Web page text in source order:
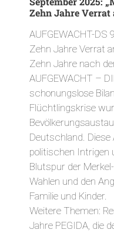
Zehn Jahre Verrat
AUFGEWACHT-
Zehn Jahre Verrat
Zehn Jahre nach
AUFGEWACHT –
schonungslose
Flüchtlingskrise
Deutschland.
politischen Intrigen
Blutspur der
Wahlen und den
Familie und Kinder.
Weitere Themen:
Jahre PEGIDA, die